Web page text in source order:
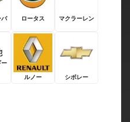
バ
ロータス マクラーレン
ー
ルノー
シボレー